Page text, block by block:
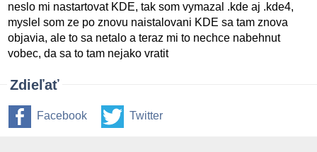
neslo mi nastartovat KDE, tak som vymazal .kde aj .kde4,
myslel som ze po znovu naistalovani KDE sa tam znova
objavia, ale to sa netalo a teraz mi to nechce nabehnut
vobec, da sa to tam nejako vratit
Zdieľať
Facebook Twitter